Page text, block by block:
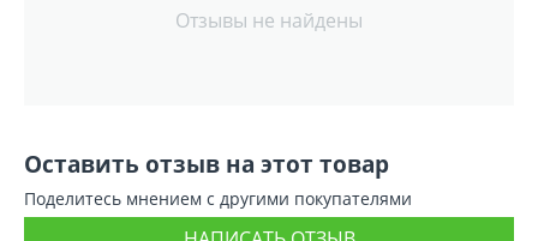
Отзывы не найдены
Оставить отзыв на этот товар
Поделитесь мнением с другими покупателями